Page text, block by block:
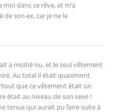
dans ce rêve, et m’a
de son ex, car je ne le
à moitié nu, et le seul vêtement
Au total il était quasiment
que ce vêtement était un
était au niveau de son sexe !
tenue qui aurait pu faire suite à